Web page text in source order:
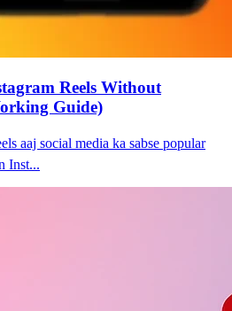
Reels Without
Guide)
aaj social media ka sabse popular
Inst...